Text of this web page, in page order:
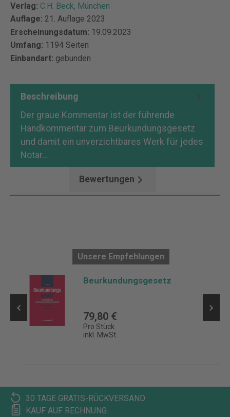
Verlag: C.H. Beck, München
Auflage: 21. Auflage 2023
Erscheinungsdatum: 19.09.2023
Umfang: 1194 Seiten
Einbandart: gebunden
Beschreibung
Der graue Kommentar ist der führende
Handkommentar zum Beurkundungsgesetz
und damit ein unverzichtbares Werk für jedes
Notar…
Bewertungen
Unsere Empfehlungen
Beurkundungsgesetz
79,80 €
Pro Stück
inkl. MwSt.
30 TAGE GRATIS-RÜCKVERSAND
KAUF AUF RECHNUNG